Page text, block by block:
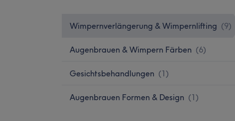
Wimpernverlängerung & Wimpernlifting (9)
Augenbrauen & Wimpern Färben (6)
Gesichtsbehandlungen (1)
Augenbrauen Formen & Design (1)